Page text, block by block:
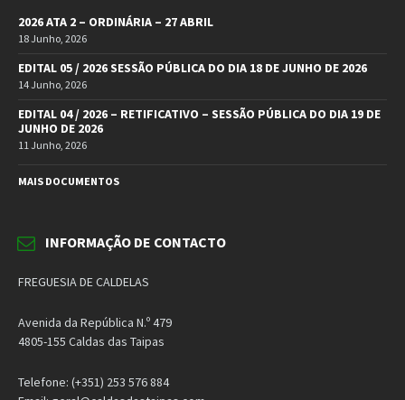
2026 ATA 2 – ORDINÁRIA – 27 ABRIL
18 Junho, 2026
EDITAL 05 / 2026 SESSÃO PÚBLICA DO DIA 18 DE JUNHO DE 2026
14 Junho, 2026
EDITAL 04 / 2026 – RETIFICATIVO – SESSÃO PÚBLICA DO DIA 19 DE
JUNHO DE 2026
11 Junho, 2026
MAIS DOCUMENTOS
INFORMAÇÃO DE CONTACTO
FREGUESIA DE CALDELAS
Avenida da República N.º 479
4805-155 Caldas das Taipas
Telefone: (+351) 253 576 884